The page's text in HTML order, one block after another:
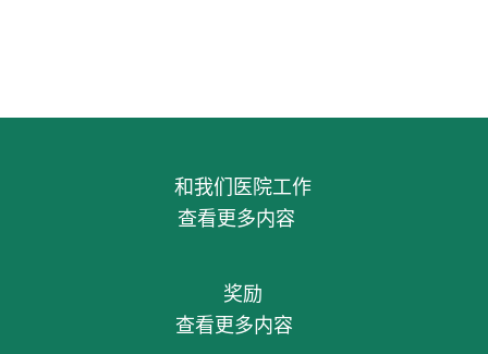
和我们医院工作
查看更多内容
奖励
查看更多内容